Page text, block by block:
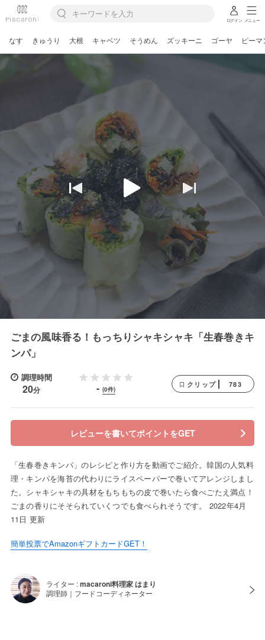
ログイン メニュー
なす きゅうり 大根 キャベツ そうめん ズッキーニ ゴーヤ ピーマ
ごまの風味香る！もっちりシャキシャキ「生春巻きキ
ンパ」
調理時間
20分 - (0件)
クリップ 783
レビューを書いてポイントをGET
「生春巻きキンパ」のレシピと作り方を動画でご紹介。韓国の人気料
理・キンパを海苔の代わりにライスペーパーで巻いてアレンジしまし
た。シャキシャキの具材をもちもちの皮で巻いたら食べごたえ満点！
ごまの香りにそそられていくつでも食べられそうです。 2022年4月
11日 更新
簡単投票でAmazonギフトカードGET！
ライター :macaroni料理家 はまり
調理師｜フードコーディネーター